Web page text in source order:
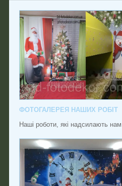
ФОТОГАЛЕРЕЯ НАШИХ РОБІТ
Наші роботи, які надсилають нам